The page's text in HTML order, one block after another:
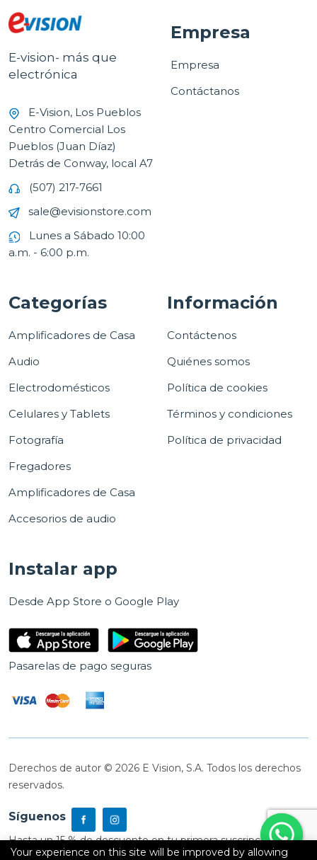
E-vision- más que
electrónica
E-Vision, Los Pueblos
Centro Comercial Los
Pueblos (Juan Díaz)
Detrás de Conway, local A7
(507) 217-7661
sale@evisionstore.com
Lunes a Sábado 10:00
a.m. - 6:00 p.m.
Empresa
Empresa
Contáctanos
Categorías
Amplificadores de Casa
Audio
Electrodomésticos
Celulares y Tablets
Fotografía
Fregadores
Amplificadores de Casa
Accesorios de audio
Información
Contáctenos
Quiénes somos
Política de cookies
Términos y condiciones
Política de privacidad
Instalar app
Desde App Store o Google Play
Pasarelas de pago seguras
Derechos de autor © 2026 E Vision, S.A. Todos los derechos
reservados.
Síguenos
Hasta un 15 % de descuento en tu primera suscripción
Your experience on this site will be improved by allowing